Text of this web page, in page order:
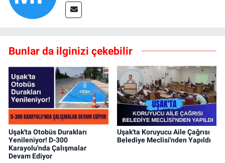
Bunlar da ilginizi çekebilir
Uşak'ta Otobüs Durakları
Yenileniyor! D-300
Karayolu'nda Çalışmalar
Devam Ediyor
Uşak'ta Koruyucu Aile Çağrısı
Belediye Meclisi'nden Yapıldı